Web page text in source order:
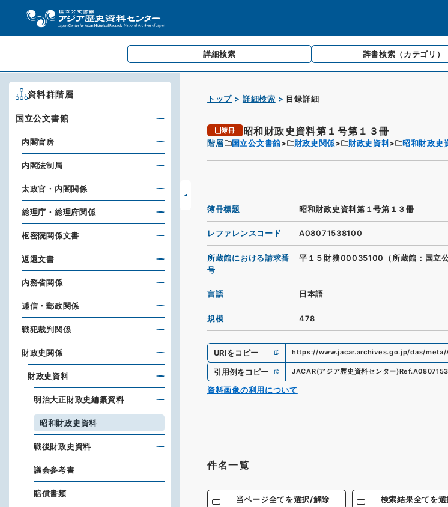
詳細検索 辞書検索 （カテゴリ）
トップ 詳細検索 目録詳細
簿冊 昭和財政史資料第１号第１３冊
階層 国立公文書館 財政史関係 財政史資料 昭和財政史
簿冊標題 昭和財政史資料第１号第１３冊
レファレンスコード A08071538100
所蔵館における請求番
号
平１５財務00035100（所蔵館：国立公
言語 日本語
規模 478
URIをコピー https://www.jacar.archives.go.jp/das/meta/
引用例をコピー JACAR(アジア歴史資料センター)Ref.
資料画像の利用について
件名一覧
当ページ全てを選択/解除 検索結果全てを
資料群階層
国立公文書館
内閣官房
内閣法制局
太政官・内閣関係
総理庁・総理府関係
枢密院関係文書
返還文書
内務省関係
逓信・郵政関係
戦犯裁判関係
財政史関係
財政史資料
明治大正財政史編纂資料
昭和財政史資料
戦後財政史資料
議会参考書
賠償書類